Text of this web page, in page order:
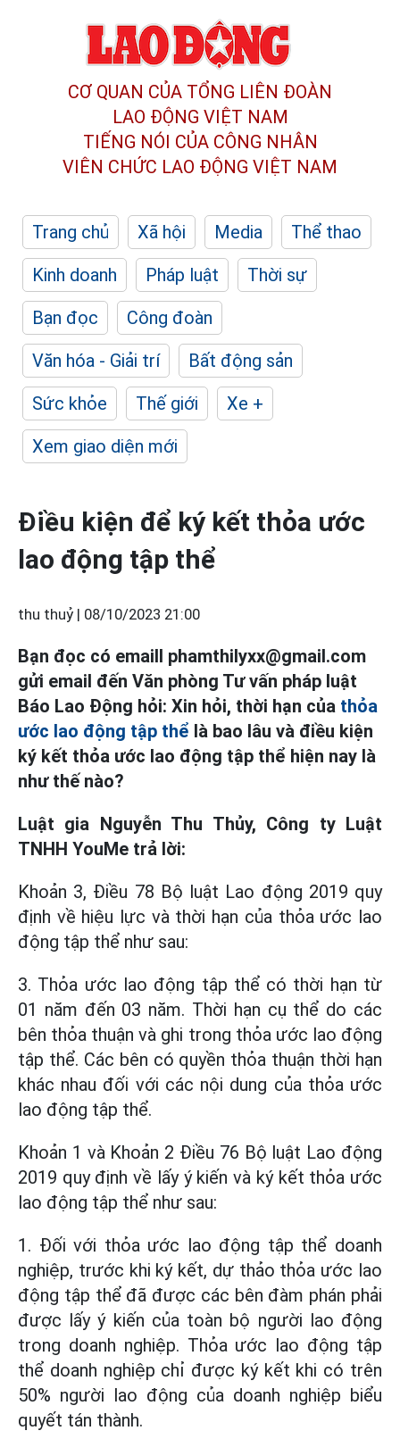
CƠ QUAN CỦA TỔNG LIÊN ĐOÀN
LAO ĐỘNG VIỆT NAM
TIẾNG NÓI CỦA CÔNG NHÂN
VIÊN CHỨC LAO ĐỘNG VIỆT NAM
Trang chủ Xã hội Media
Thể thao
Kinh doanh
Pháp luật
Thời sự
Bạn đọc
Công đoàn
Văn hóa - Giải trí
Bất động sản
Sức khỏe
Thế giới
Xe +
Xem giao diện mới
Điều kiện để ký kết thỏa ước
lao động tập thể
thu thuỷ | 08/10/2023 21:00
Bạn đọc có emaill phamthilyxx@gmail.com
gửi email đến Văn phòng Tư vấn pháp luật
Báo Lao Động hỏi: Xin hỏi, thời hạn của thỏa
ước lao động tập thể là bao lâu và điều kiện
ký kết thỏa ước lao động tập thể hiện nay là
như thế nào?
Luật gia Nguyễn Thu Thủy, Công ty Luật
TNHH YouMe trả lời:
Khoản 3, Điều 78 Bộ luật Lao động 2019 quy
định về hiệu lực và thời hạn của thỏa ước lao
động tập thể như sau:
3. Thỏa ước lao động tập thể có thời hạn từ
01 năm đến 03 năm. Thời hạn cụ thể do các
bên thỏa thuận và ghi trong thỏa ước lao động
tập thể. Các bên có quyền thỏa thuận thời hạn
khác nhau đối với các nội dung của thỏa ước
lao động tập thể.
Khoản 1 và Khoản 2 Điều 76 Bộ luật Lao động
2019 quy định về lấy ý kiến và ký kết thỏa ước
lao động tập thể như sau:
1. Đối với thỏa ước lao động tập thể doanh
nghiệp, trước khi ký kết, dự thảo thỏa ước lao
động tập thể đã được các bên đàm phán phải
được lấy ý kiến của toàn bộ người lao động
trong doanh nghiệp. Thỏa ước lao động tập
thể doanh nghiệp chỉ được ký kết khi có trên
50% người lao động của doanh nghiệp biểu
quyết tán thành.